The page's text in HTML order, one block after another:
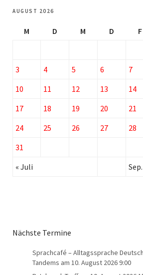
AUGUST 2026
M D M D F
3
4 5 6 7
10
11 12 13 14
17
18 19 20 21
24
25 26 27 28
31
« Juli
Nächste Termine
Sprachcafé – Alltagssprache
Tandems am 10. August 2026 9:00